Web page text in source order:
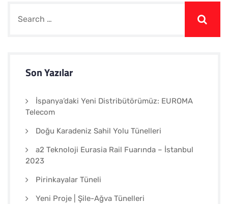
Son Yazılar
İspanya’daki Yeni Distribütörümüz: EUROMA
Telecom
Doğu Karadeniz Sahil Yolu Tünelleri
a2 Teknoloji Eurasia Rail Fuarında – İstanbul
2023
Pirinkayalar Tüneli
Yeni Proje | Şile-Ağva Tünelleri